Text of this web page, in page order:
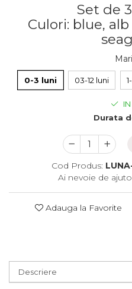
Set de
Culori: blue,
0-3 luni 03-12 luni
Durata
Cod Produs:
Ai nevoie de
Adauga la Favorite
Descriere